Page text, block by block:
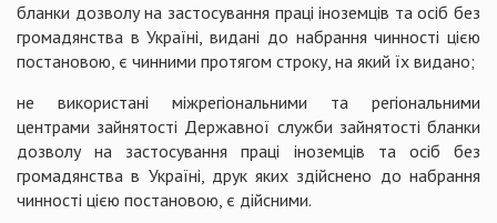
бланки дозволу на застосування праці іноземців та осіб без
громадянства в Україні, видані до набрання чинності цією
постановою, є чинними протягом строку, на який їх видано;
не використані міжрегіональними та регіональними
центрами зайнятості Державної служби зайнятості бланки
дозволу на застосування праці іноземців та осіб без
громадянства в Україні, друк яких здійснено до набрання
чинності цією постановою, є дійсними.